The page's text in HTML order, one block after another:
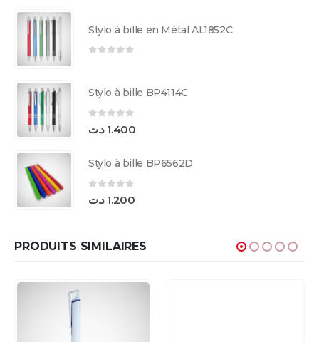
Stylo à bille en Métal AL1852C
Stylo à bille BP4114C
sur 51.400 د.ت
Stylo à bille BP6562D
1.200 د.ت
PRODUITS SIMILAIRES